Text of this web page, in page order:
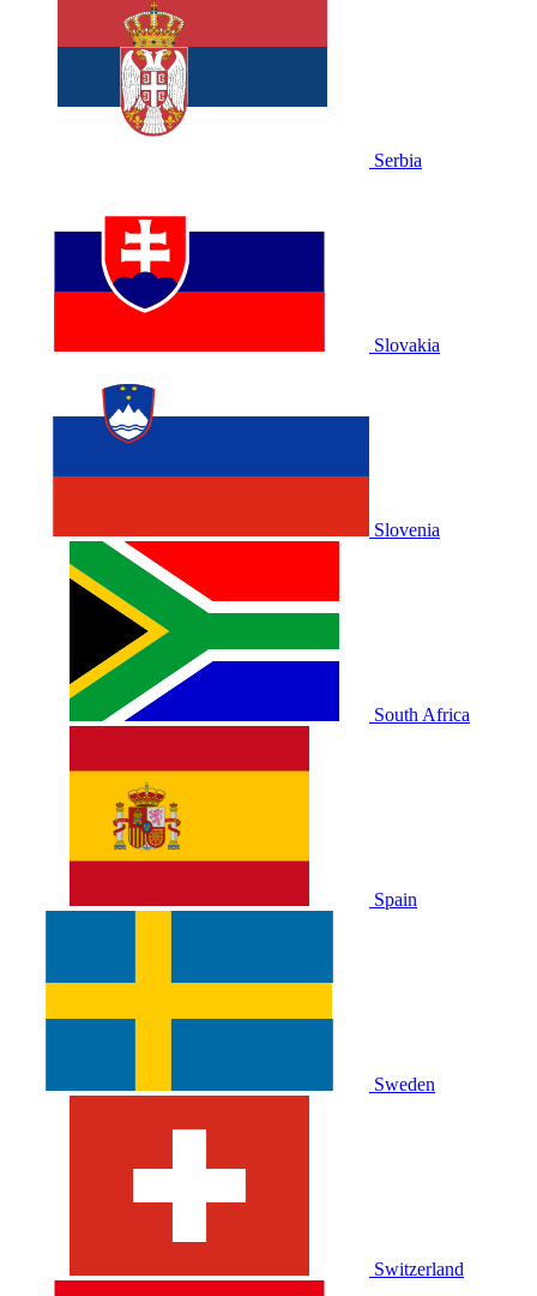
Serbia
Slovakia
Slovenia
South Africa
Spain
Sweden
Switzerland